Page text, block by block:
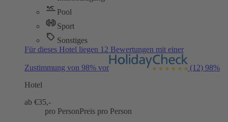
Pool
Sport
Sonstiges
Für dieses Hotel liegen 12 Bewertungen mit einer
Zustimmung von 98% vor (12) 98%
Hotel
ab €35,-
pro PersonPreis pro Person